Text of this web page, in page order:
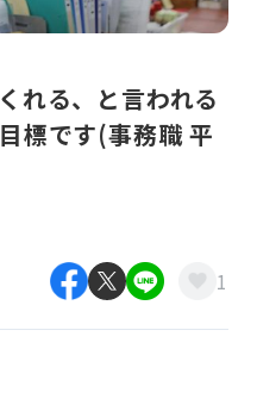
れる、と言われる
標です(事務職 平
1